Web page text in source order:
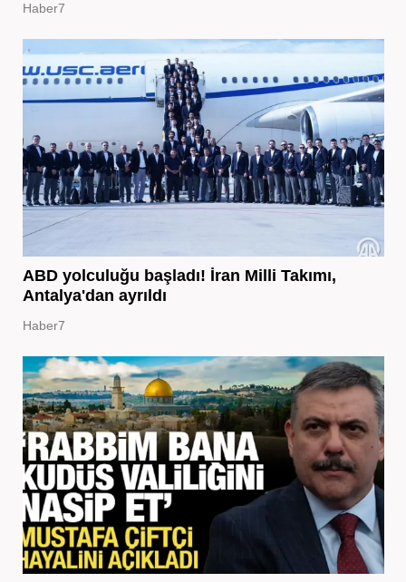
Haber7
ABD yolculuğu başladı! İran Milli Takımı,
Antalya'dan ayrıldı
Haber7